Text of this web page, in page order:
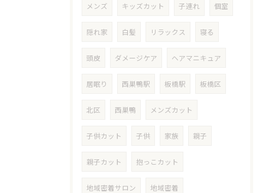
メンズ キッズカット 子連れ 個室
隠れ家 白髪 リラックス 寝る
頭皮 ダメージケア ヘアマニキュア
居眠り 西巣鴨駅 板橋駅 板橋区
北区 西巣鴨 メンズカット
子供カット 子供 家族 親子
親子カット 抱っこカット
地域密着サロン 地域密着